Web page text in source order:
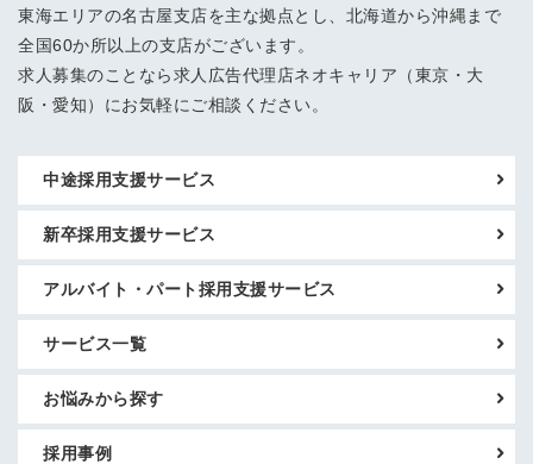
東海エリアの名古屋支店を主な拠点とし、北海道から沖縄まで
全国60か所以上の支店がございます。
求人募集のことなら求人広告代理店ネオキャリア（東京・大
阪・愛知）にお気軽にご相談ください。
中途採用支援サービス
新卒採用支援サービス
アルバイト・パート採用支援サービス
サービス一覧
お悩みから探す
採用事例